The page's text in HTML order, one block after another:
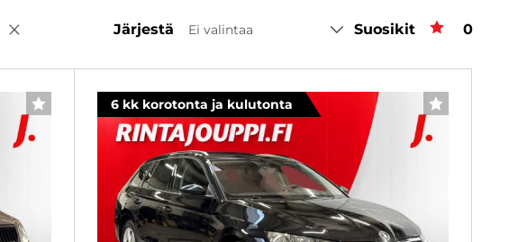
Poista valinta Järjestä Ei valintaa Suosikit 0
SUOSIKKI 6 kk korotonta ja kulutonta SUOSIKKI